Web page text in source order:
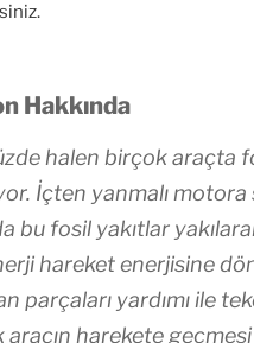
Hakkında
halen birçok araçta
İçten yanmalı motora
bu fosil yakıtlar
hareket enerjisine
parçaları yardımı ile
aracın harekete geçmesi